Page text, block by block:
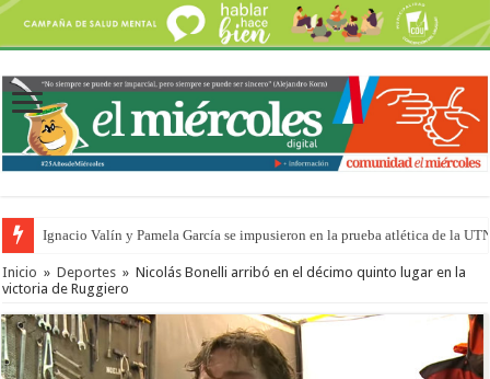
Ignacio Valín y Pamela García se impusieron en la prueba atlética de la
Inicio » Deportes » Nicolás Bonelli arribó en el décimo quinto lugar en la
victoria de Ruggiero